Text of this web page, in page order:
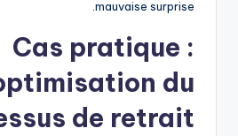
mauvaise surprise.
Cas pratique :
du
de retrait